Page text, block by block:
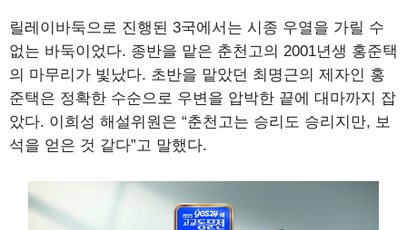
릴레이바둑으로 진행된 3국에서는 시종 우열을 가릴 수
없는 바둑이었다. 종반을 맡은 춘천고의 2001년생 홍준택
의 마무리가 빛났다. 초반을 맡았던 최명근의 제자인 홍
준택은 정확한 수순으로 우변을 압박한 끝에 대마까지 잡
았다. 이희성 해설위원은 “춘천고는 승리도 승리지만, 보
석을 얻은 것 같다”고 말했다.